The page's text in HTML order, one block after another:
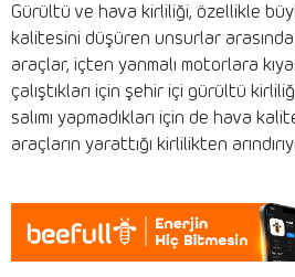
Gürültü ve hava kirliliği, özellikle
kalitesini düşüren unsurlar
araçlar, içten yanmalı motorlara
çalıştıkları için şehir içi gürültü
salımı yapmadıkları için de hava
araçların yarattığı kirlilikten